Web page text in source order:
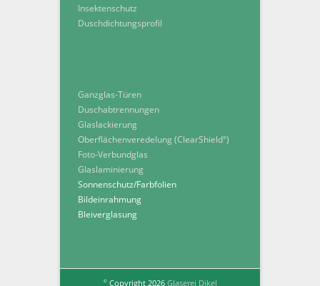
Insektenschutz
Duschdichtungsprofil
Ganzglas-Türen
Duschabtrennungen
Glaslackierung
Oberflächenveredelung (ClearShield®)
Foto-Verbundglas
Glaslaminierung
Sonnenschutz/Farbfolien
Bildeinrahmung
Bleiverglasung
©Copyright 2026 Glaserei Dikel